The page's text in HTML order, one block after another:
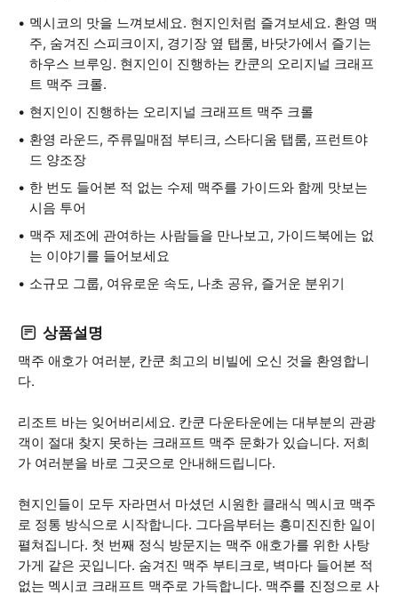
멕시코의 맛을 느껴보세요. 현지인처럼 즐겨보세요. 환영 맥
주, 숨겨진 스피크이지, 경기장 옆 탭룸, 바닷가에서 즐기는
하우스 브루잉. 현지인이 진행하는 칸쿤의 오리지널 크래프
트 맥주 크롤.
현지인이 진행하는 오리지널 크래프트 맥주 크롤
환영 라운드, 주류밀매점 부티크, 스타디움 탭룸, 프런트야
드 양조장
한 번도 들어본 적 없는 수제 맥주를 가이드와 함께 맛보는
시음 투어
맥주 제조에 관여하는 사람들을 만나보고, 가이드북에는 없
는 이야기를 들어보세요
소규모 그룹, 여유로운 속도, 나초 공유, 즐거운 분위기
상품설명
맥주 애호가 여러분, 칸쿤 최고의 비빌에 오신 것을 환영합니
다.
리조트 바는 잊어버리세요. 칸쿤 다운타운에는 대부분의 관광
객이 절대 찾지 못하는 크래프트 맥주 문화가 있습니다. 저희
가 여러분을 바로 그곳으로 안내해드립니다.
현지인들이 모두 자라면서 마셨던 시원한 클래식 멕시코 맥주
로 정통 방식으로 시작합니다. 그다음부터는 흥미진진한 일이
펼쳐집니다. 첫 번째 정식 방문지는 맥주 애호가를 위한 사탕
가게 같은 곳입니다. 숨겨진 맥주 부티크로, 벽마다 들어본 적
없는 멕시코 크래프트 맥주로 가득합니다. 맥주를 진정으로 사